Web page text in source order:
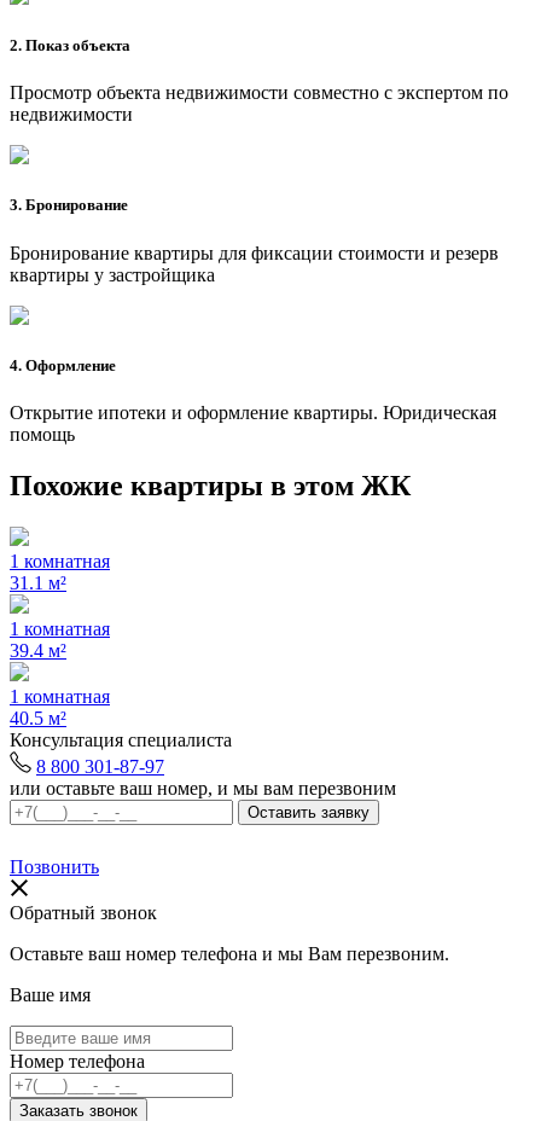
2. Показ объекта
Просмотр объекта недвижимости совместно с экспертом по
недвижимости
3. Бронирование
Бронирование квартиры для фиксации стоимости и резерв
квартиры у застройщика
4. Оформление
Открытие ипотеки и оформление квартиры. Юридическая
помощь
Похожие квартиры в этом ЖК
1 комнатная
31.1 м²
1 комнатная
39.4 м²
1 комнатная
40.5 м²
Консультация специалиста
8 800 301-87-97
или оставьте ваш номер, и мы вам перезвоним
Позвонить
Обратный звонок
Оставьте ваш номер телефона и мы Вам перезвоним.
Ваше имя
Номер телефона
Заказать звонок